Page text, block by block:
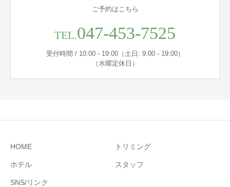
ご予約はこちら
TEL.047-453-7525
受付時間 / 10:00 - 19:00（土日: 9:00 - 19:00）
（水曜定休日）
HOME トリミング
ホテル スタッフ
SNS/リンク